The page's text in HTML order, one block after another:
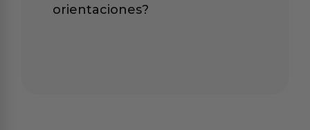
orientaciones?